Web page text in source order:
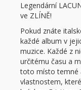
Legendární
ve ZLÍNĚ!
Pokud znáte
každé album v
muzice. Každé z
určitému času a
toto místo temné
vlastnostem,